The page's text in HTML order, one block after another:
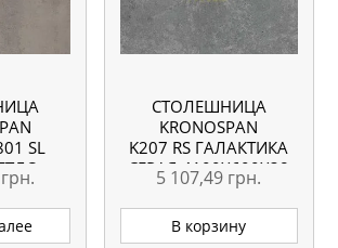
SL
грн.
СТОЛЕШНИЦА
KRONOSPAN
K207 RS ГАЛАКТИКА
СЕРАЯ 4100X600X38
ММ ВЛАГОСТОЙКАЯ
5 107,49 грн.
В корзину